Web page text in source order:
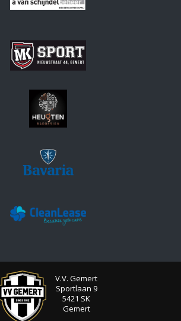
V.V. Gemert
Sportlaan 9
5421 SK
Gemert